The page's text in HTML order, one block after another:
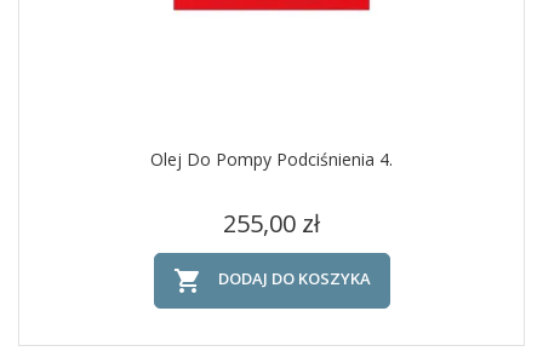
Olej Do Pompy Podciśnienia 4.
Cena
255,00 zł
 DODAJ DO KOSZYKA